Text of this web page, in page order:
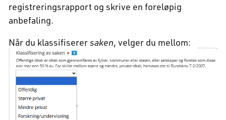
registreringsrapport og skrive en foreløpig
anbefaling.
Når du klassifiserersaken, velger du mellom: